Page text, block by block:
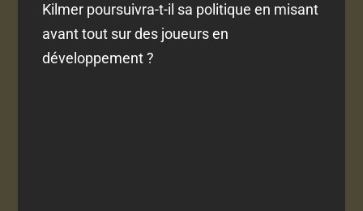
Kilmer poursuivra-t-il sa politique en misant
avant tout sur des joueurs en
développement ?